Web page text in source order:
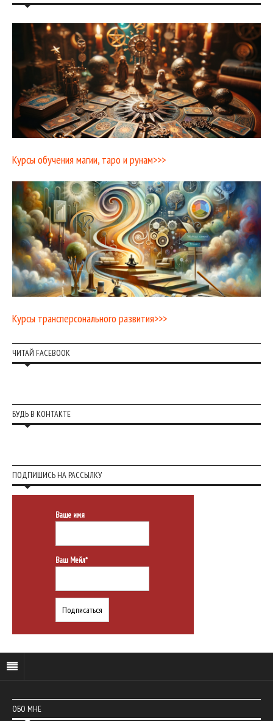
Курсы обучения магии, таро и рунам>>>
Курсы трансперсонального развития>>>
ЧИТАЙ FACEBOOK
БУДЬ В КОНТАКТЕ
ПОДПИШИСЬ НА РАССЫЛКУ
Ваше имя
Ваш Мейл*
ОБО МНЕ